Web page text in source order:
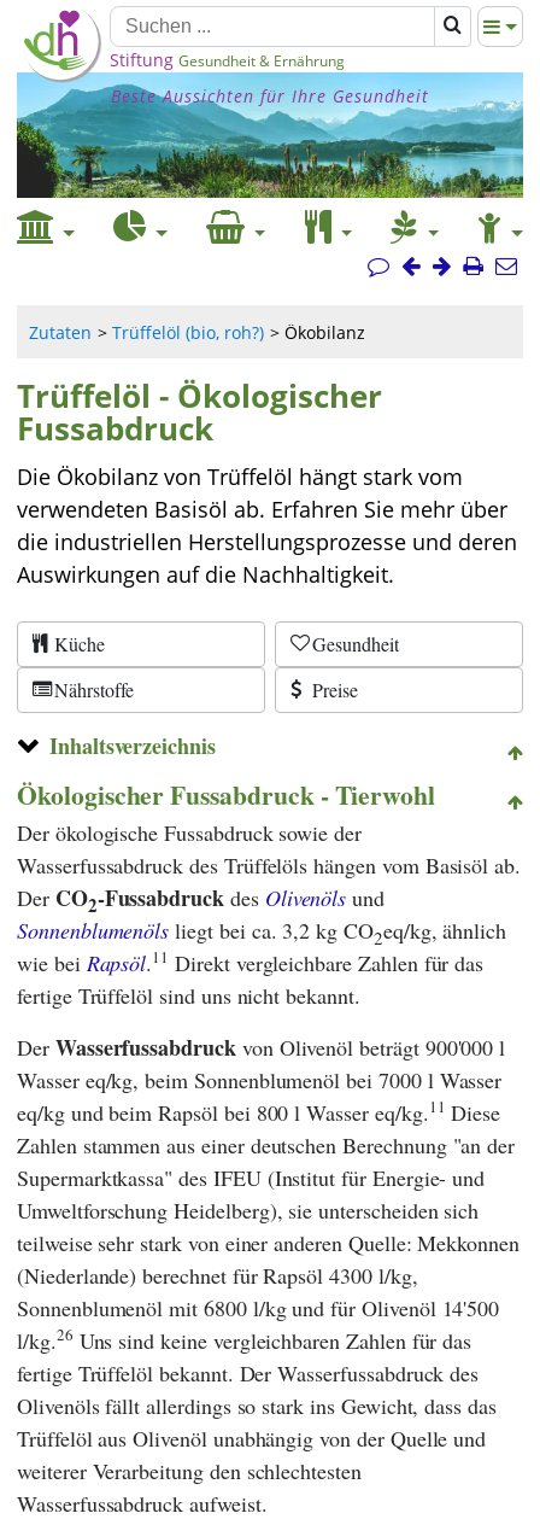
Stiftung Gesundheit & Ernährung
Beste Aussichten für Ihre Gesundheit
Zutaten Trüffelöl (bio, roh?) Ökobilanz
Trüffelöl - Ökologischer
Fussabdruck
Die Ökobilanz von Trüffelöl hängt stark vom
verwendeten Basisöl ab. Erfahren Sie mehr über
die industriellen Herstellungsprozesse und deren
Auswirkungen auf die Nachhaltigkeit.
Küche
Gesundheit
Nährstoffe
Preise
Inhaltsverzeichnis
Ökologischer Fussabdruck - Tierwohl
Der ökologische Fussabdruck sowie der
Wasserfussabdruck des Trüffelöls hängen vom Basisöl ab.
Der CO2-Fussabdruck des Olivenöls und
Sonnenblumenöls liegt bei ca. 3,2 kg CO2eq/kg, ähnlich
wie bei Rapsöl.11 Direkt vergleichbare Zahlen für das
fertige Trüffelöl sind uns nicht bekannt.
Der Wasserfussabdruckvon Olivenöl beträgt 900'000 l
Wasser eq/kg, beim Sonnenblumenöl bei 7000 l Wasser
eq/kg und beim Rapsöl bei 800 l Wasser eq/kg.11 Diese
Zahlen stammen aus einer deutschen Berechnung "an der
Supermarktkassa" des IFEU(Institut für Energie- und
Umweltforschung Heidelberg), sie unterscheiden sich
teilweise sehr stark von einer anderen Quelle:Mekkonnen
(Niederlande) berechnet für Rapsöl 4300 l/kg,
Sonnenblumenöl mit 6800 l/kg und für Olivenöl 14'500
l/kg.26 Uns sind keine vergleichbaren Zahlen für das
fertige Trüffelöl bekannt. Der Wasserfussabdruck des
Olivenöls fällt allerdings so stark ins Gewicht, dass das
Trüffelöl aus Olivenöl unabhängig von der Quelle und
weiterer Verarbeitung den schlechtesten
Wasserfussabdruck aufweist.